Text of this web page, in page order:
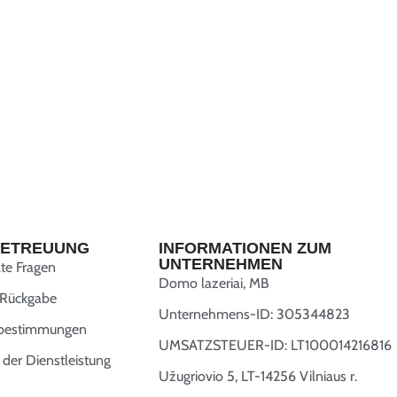
Fragen
Dienstleistung
INFORMATIONEN ZUM
UNTERNEHMEN
Domo lazeriai, MB
Unternehmens-ID: 305344823
UMSATZSTEUER-ID: LT100014216816
Užugriovio 5, LT-14256 Vilniaus r.